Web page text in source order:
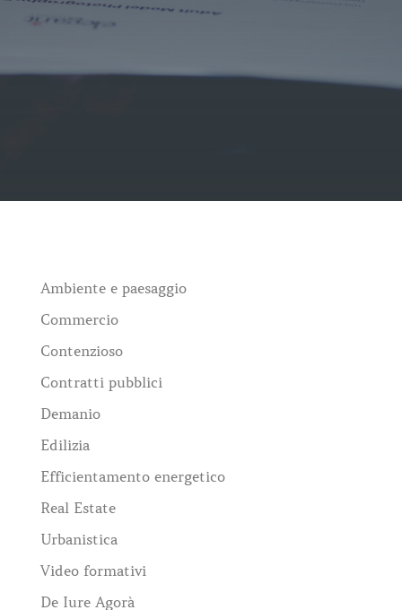
Ambiente e paesaggio
Commercio
Contenzioso
Contratti pubblici
Demanio
Edilizia
Efficientamento energetico
Real Estate
Urbanistica
Video formativi
De Iure Agorà